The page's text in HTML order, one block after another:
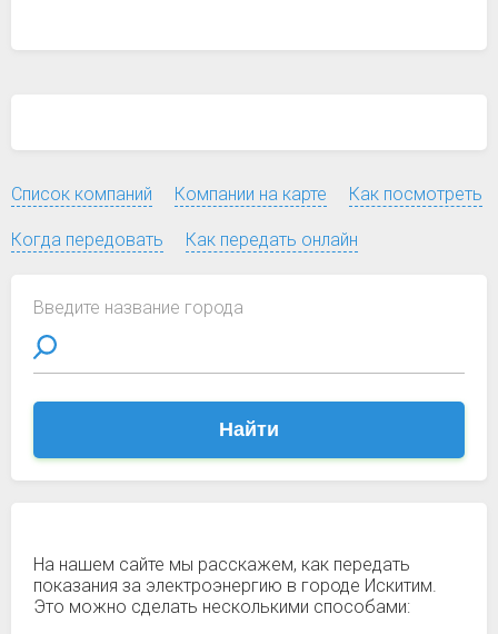
Список компаний Компании на карте Как посмотреть
Когда передовать Как передать онлайн
Введите название города
Найти
На нашем сайте мы расскажем, как передать
показания за электроэнергию в городе Искитим.
Это можно сделать несколькими способами: